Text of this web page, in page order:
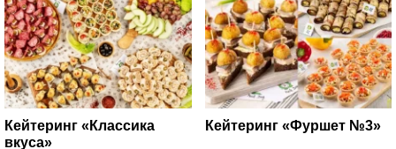
Кейтеринг «Классика
вкуса»
Кейтеринг «Фуршет №3»